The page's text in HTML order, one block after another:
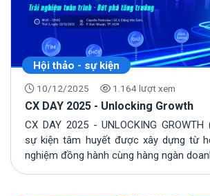
Hội thảo - sự kiện
10/12/2025 1.164 lượt xem
CX DAY 2025 - Unlocking Growth
CX DAY 2025 - UNLOCKING GROWTH
sự kiện tâm huyết được xây dựng từ
nghiệm đồng hành cùng hàng ngàn